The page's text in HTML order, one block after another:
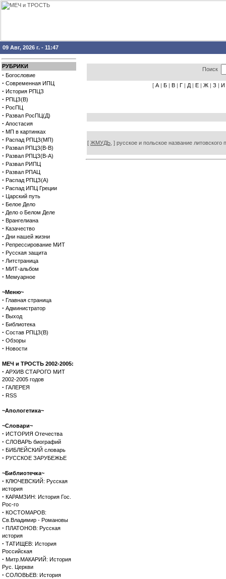
09 Авг, 2026 г. - 11:47
РУБРИКИ
· Богословие
· Современная ИПЦ
· История РПЦЗ
· РПЦЗ(В)
· РосПЦ
· Развал РосПЦ(Д)
· Апостасия
· МП в картинках
· Распад РПЦЗ(МП)
· Развал РПЦЗ(В-В)
· Развал РПЦЗ(В-А)
· Развал РИПЦ
· Развал РПАЦ
· Распад РПЦЗ(А)
· Распад ИПЦ Греции
· Царский путь
· Белое Дело
· Дело о Белом Деле
· Врангелиана
· Казачество
· Дни нашей жизни
· Репрессирование МИТ
· Русская защита
· Литстраница
· МИТ-альбом
· Мемуарное
~Меню~
· Главная страница
· Администратор
· Выход
· Библиотека
· Состав РПЦЗ(В)
· Обзоры
· Новости
МЕЧ и ТРОСТЬ 2002-2005:
· АРХИВ СТАРОГО МИТ
2002-2005 годов
· ГАЛЕРЕЯ
· RSS
~Апологетика~
~Словари~
· ИСТОРИЯ Отечества
· СЛОВАРЬ биографий
· БИБЛЕЙСКИЙ словарь
· РУССКОЕ ЗАРУБЕЖЬЕ
~Библиотечка~
· КЛЮЧЕВСКИЙ: Русская
история
· КАРАМЗИН: История Гос.
Рос-го
· КОСТОМАРОВ:
Св.Владимир - Романовы
· ПЛАТОНОВ: Русская
история
· ТАТИЩЕВ: История
Российская
· Митр.МАКАРИЙ: История
Рус. Церкви
· СОЛОВЬЕВ: История
Поиск
[ А | Б | В | Г | Д | Е | Ж | З | И
[ ЖМУДЬ, ] русское и польское название